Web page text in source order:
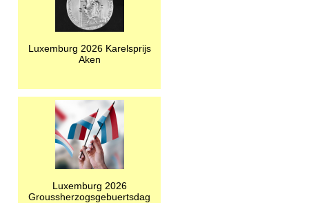
Luxemburg 2026 Karelsprijs
Aken
Luxemburg 2026
Groussherzogsgebuertsdag